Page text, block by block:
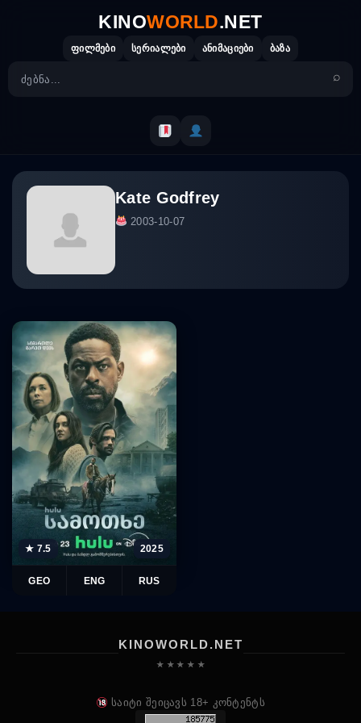
KINOWORLD.NET
ფილმები სერიალები ანიმაციები ბაზა
Kate Godfrey
2003-10-07
★ 7.5 2025
GEO ENG RUS
KINOWORLD.NET
★ ★ ★ ★ ★
საიტი შეიცავს 18+ კონტენტს